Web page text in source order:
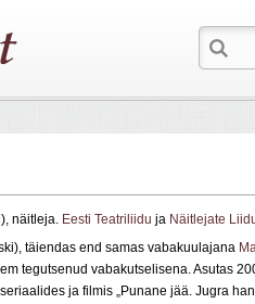
), näitleja. Eesti Teatriliidu ja Näitlejate
täiendas end samas vabakuulajana
tegutsenud vabakutselisena. Asutas
ja filmis „Punane jää. Jugra